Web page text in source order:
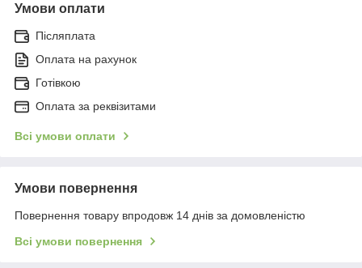
Умови оплати
Післяплата
Оплата на рахунок
Готівкою
Оплата за реквізитами
Всі умови оплати
Умови повернення
Повернення товару впродовж 14 днів за домовленістю
Всі умови повернення